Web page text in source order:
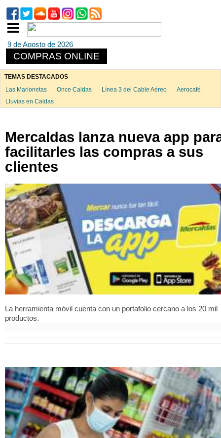
9 de Agosto de 2026
COMPRAS ONLINE
TEMAS DESTACADOS
Las Marionetas
Once Caldas Línea 3 del Cable Aéreo
Aerocafé
Lluvias en Caldas
Mercaldas lanza nueva app
facilitarles las compras a sus
clientes
La herramienta móvil cuenta con un portafolio cercano a los 20 mil
productos.